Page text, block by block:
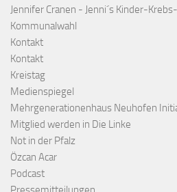
Jennifer Cranen - Jenni´s Kinder-
Kommunalwahl
Kontakt
Kontakt
Kreistag
Medienspiegel
Mehrgenerationenhaus Neuhofen
Mitglied werden in Die Linke
Not in der Pfalz
Özcan Acar
Podcast